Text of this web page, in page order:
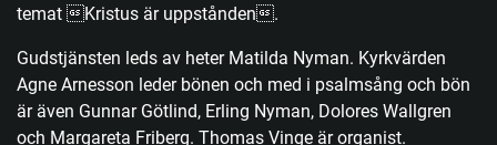
temat Kristus är uppstånden.
Gudstjänsten leds av heter Matilda Nyman. Kyrkvärden
Agne Arnesson leder bönen och med i psalmsång och bön
är även Gunnar Götlind, Erling Nyman, Dolores Wallgren
och Margareta Friberg. Thomas Vinge är organist.